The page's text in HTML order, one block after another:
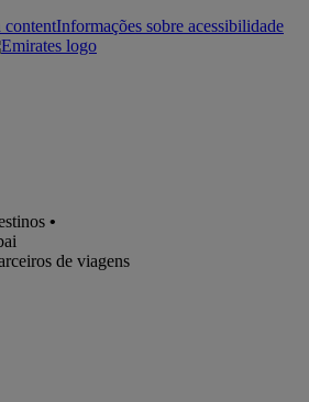
contentInformações sobre acessibilidade
•
de viagens